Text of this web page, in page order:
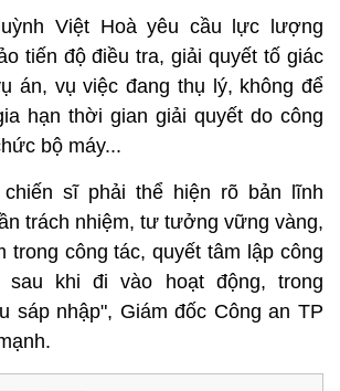
Việt Hoà yêu cầu lực lượng
tiến độ điều tra, giải quyết tố giác
án, vụ việc đang thụ lý, không để
hạn thời gian giải quyết do công
bộ máy...
sĩ phải thể hiện rõ bản lĩnh
trách nhiệm, tư tưởng vững vàng,
trong công tác, quyết tâm lập công
sau khi đi vào hoạt động, trong
sáp nhập", Giám đốc Công an TP